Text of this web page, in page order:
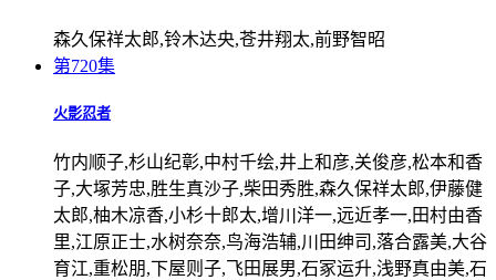
森久保祥太郎,铃木达央,苍井翔太,前野智昭
第720集
火影忍者
竹内顺子,杉山纪彰,中村千绘,井上和彦,关俊彦,松本和香
子,大塚芳忠,胜生真沙子,柴田秀胜,森久保祥太郎,伊藤健
太郎,柚木凉香,小杉十郎太,增川洋一,远近孝一,田村由香
里,江原正士,水树奈奈,鸟海浩辅,川田绅司,落合露美,大谷
育江,重松朋,下屋则子,飞田展男,石冢运升,浅野真由美,石